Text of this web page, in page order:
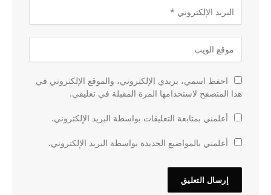
احفظ اسمي، بريدي الإلكتروني، والموقع الإلكتروني في
هذا المتصفح لاستخدامها المرة المقبلة في تعليقي.
أعلمني بمتابعة التعليقات بواسطة البريد الإلكتروني.
أعلمني بالمواضيع الجديدة بواسطة البريد الإلكتروني.